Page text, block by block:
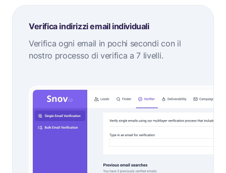
Verifica indirizzi email individuali
Verifica ogni email in pochi secondi con il
nostro processo di verifica a 7 livelli.